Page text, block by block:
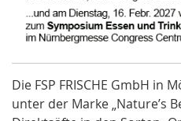
Die FSP FRISCHE GmbH in
unter der Marke „Nature’s